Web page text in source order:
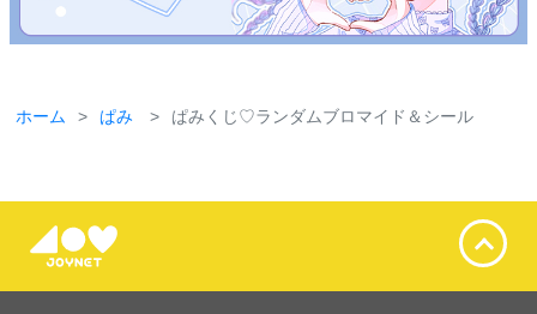
ホーム ぱみ ぱみくじ♡ランダムブロマイド＆シール